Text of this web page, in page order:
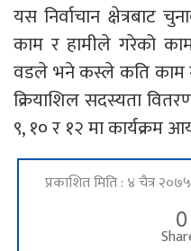
यस निर्वाचान क्षेत्रबाट
काम र हामीले गरेको
वडले भने कस्ले कति काम
क्रियाशिल सदस्यता
९, १० र १२ मा कार्यक्रम
प्रकाशित मिति : ४ चैत्र
0